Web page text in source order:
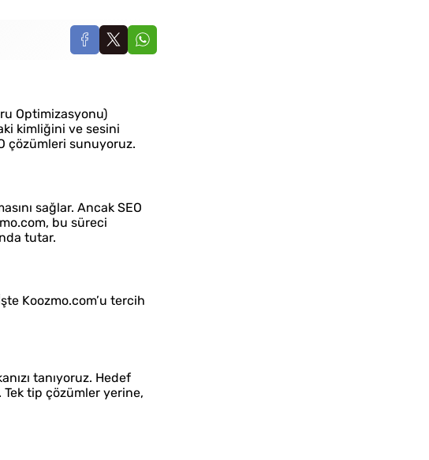
Optimizasyonu)
kimliğini ve sesini
çözümleri sunuyoruz.
sağlar. Ancak SEO
bu süreci
tutar.
Koozmo.com’u tercih
tanıyoruz. Hedef
tip çözümler yerine,